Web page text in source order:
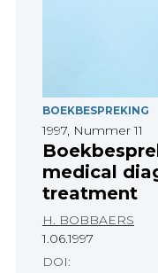
BOEKBESPREKING
1997, Nummer 11
medical
treatment
H. BOBBAERS
1.06.1997
DOI: